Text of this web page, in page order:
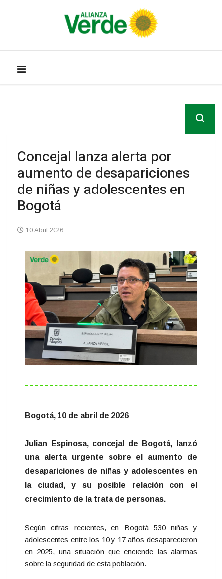
Concejal lanza alerta por
aumento de desapariciones
de niñas y adolescentes en
Bogotá
10 Abril 2026
Bogotá, 10 de abril de 2026
Julian Espinosa, concejal de Bogotá, lanzó
una alerta urgente sobre el aumento de
desapariciones de niñas y adolescentes en
la ciudad, y su posible relación con el
crecimiento de la trata de personas.
Según cifras recientes, en Bogotá 530 niñas y
adolescentes entre los 10 y 17 años desaparecieron
en 2025, una situación que enciende las alarmas
sobre la seguridad de esta población.